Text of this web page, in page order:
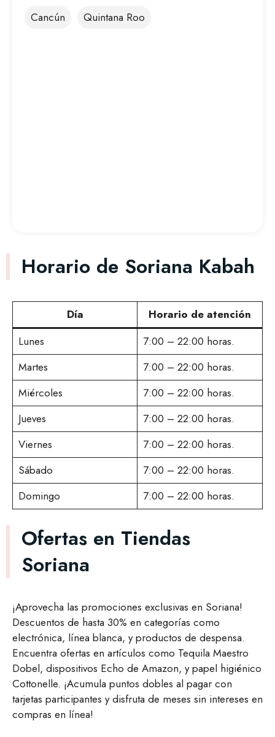
Cancún Quintana Roo
Horario de Soriana Kabah
Día
Horario de atención
Lunes
7:00 – 22:00 horas.
Martes
7:00 – 22:00 horas.
Miércoles
7:00 – 22:00 horas.
Jueves
7:00 – 22:00 horas.
Viernes
7:00 – 22:00 horas.
Sábado
7:00 – 22:00 horas.
Domingo
7:00 – 22:00 horas.
Ofertas en Tiendas
Soriana
¡Aprovecha las promociones exclusivas en Soriana!
Descuentos de hasta 30% en categorías como
electrónica, línea blanca, y productos de despensa.
Encuentra ofertas en artículos como Tequila Maestro
Dobel, dispositivos Echo de Amazon, y papel higiénico
Cottonelle. ¡Acumula puntos dobles al pagar con
tarjetas participantes y disfruta de meses sin intereses en
compras en línea!